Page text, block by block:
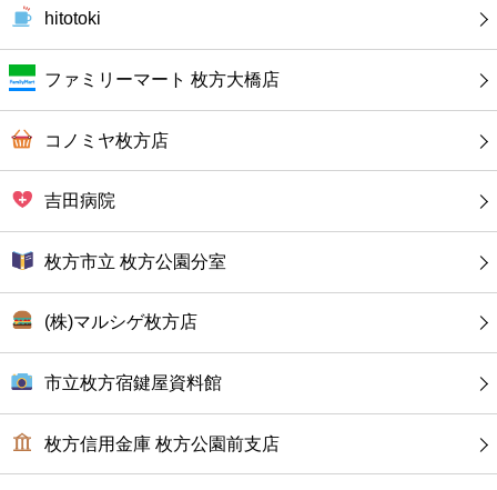
銀行
公共
病院
ホテル
hitotoki
ファミリーマート 枚方大橋店
コノミヤ枚方店
吉田病院
枚方市立 枚方公園分室
(株)マルシゲ枚方店
市立枚方宿鍵屋資料館
枚方信用金庫 枚方公園前支店